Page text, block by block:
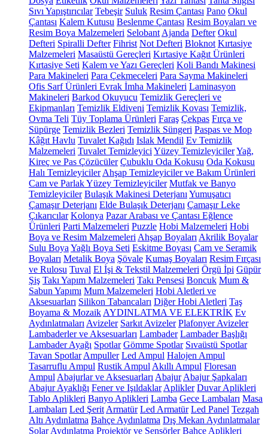
Sıvı Yapıştırıcılar Tebeşir Suluk Resim Çantası Pano Okul
Çantası Kalem Kutusu Beslenme Çantası Resim Boyaları ve
Resim Boya Malzemeleri Selobant Ajanda Defter Okul
Defteri Spiralli Defter Fihrist Not Defteri Bloknot Kırtasiye
Malzemeleri Masaüstü Gereçleri Kırtasiye Kağıt Ürünleri
Kırtasiye Seti Kalem ve Yazı Gereçleri Koli Bandı Makinesi
Para Makineleri Para Çekmeceleri Para Sayma Makineleri
Ofis Sarf Ürünleri Evrak İmha Makineleri Laminasyon
Makineleri Barkod Okuyucu Temizlik Gereçleri ve
Ekipmanları Temizlik Eldiveni Temizlik Kovası Temizlik,
Ovma Teli Tüy Toplama Ürünleri Faraş Çekpas Fırça ve
Süpürge Temizlik Bezleri Temizlik Süngeri Paspas ve Mop
Kâğıt Havlu Tuvalet Kağıdı Islak Mendil Ev Temizlik
Malzemeleri Tuvalet Temizleyici Yüzey TemizleyicilerYağ,
Kireç ve Pas Çözücüler Çubuklu Oda Kokusu Oda Kokusu
Halı Temizleyiciler Ahşap Temizleyiciler ve Bakım Ürünleri
Cam ve Parlak Yüzey Temizleyiciler Mutfak ve Banyo
Temizleyiciler Bulaşık Makinesi Deterjanı Yumuşatıcı
Çamaşır Deterjanı Elde Bulaşık Deterjanı Çamaşır Leke
Çıkarıcılar Kolonya Pazar Arabası ve Çantası Eğlence
Ürünleri Parti Malzemeleri Puzzle Hobi Malzemeleri Hobi
Boya ve Resim Malzemeleri Ahşap Boyaları Akrilik Boyalar
Sulu Boya Yağlı Boya Seti Eskitme Boyası Cam ve Seramik
Boyaları Metalik Boya Şövale Kumaş Boyaları Resim Fırçası
ve Rulosu Tuval El İşi & Tekstil Malzemeleri Örgü İpi Güpür
Şiş Takı Yapım Malzemeleri Takı Pensesi Boncuk Mum &
Sabun Yapımı Mum Malzemeleri Hobi Aletleri ve
Aksesuarları Silikon Tabancaları Diğer Hobi Aletleri Taş
Boyama & Mozaik AYDINLATMA VE ELEKTRİK Ev
Aydınlatmaları Avizeler Sarkıt Avizeler Plafonyer Avizeler
Lambaderler ve Aksesuarları Lambader Lambader Başlığı
Lambader Ayağı Spotlar Gömme Spotlar Sıvaüstü Spotlar
Tavan Spotlar Ampuller Led Ampul Halojen Ampul
Tasarruflu Ampul Rustik Ampul Akıllı Ampul Floresan
Ampul Abajurlar ve Aksesuarları Abajur Abajur Şapkaları
Abajur Ayaklığı Fener ve Işıldaklar Aplikler Duvar Aplikleri
Tablo Aplikleri Banyo Aplikleri Lamba Gece Lambaları Masa
Lambaları Led Şerit Armatür Led Armatür Led Panel Tezgah
Altı Aydınlatma Bahçe Aydınlatma Dış Mekan Aydınlatmalar
Solar Aydınlatma Projektör ve Sensörler Bahçe Aplikleri